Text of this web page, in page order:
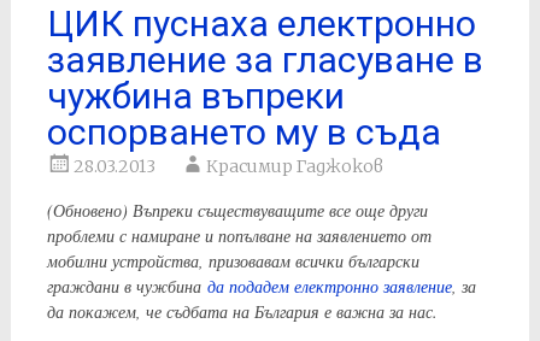
ЦИК пуснаха електронно
заявление за гласуване в
чужбина въпреки
оспорването му в съда
28.03.2013 Красимир Гаджоков
(Обновено) Въпреки съществуващите все още други
проблеми с намиране и попълване на заявлението от
мобилни устройства, призовавам всички български
граждани в чужбина да подадем електронно заявление, за
да покажем, че съдбата на България е важна за нас.